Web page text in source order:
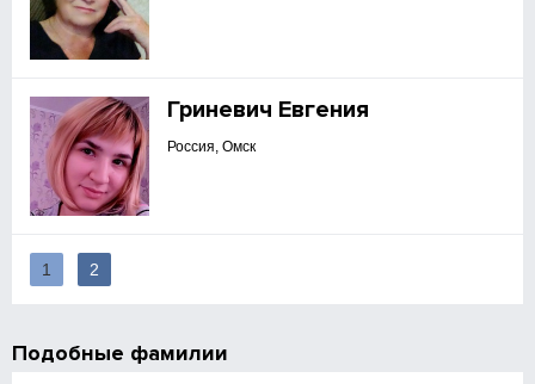
Гриневич Евгения
Россия, Омск
1 2
Подобные фамилии